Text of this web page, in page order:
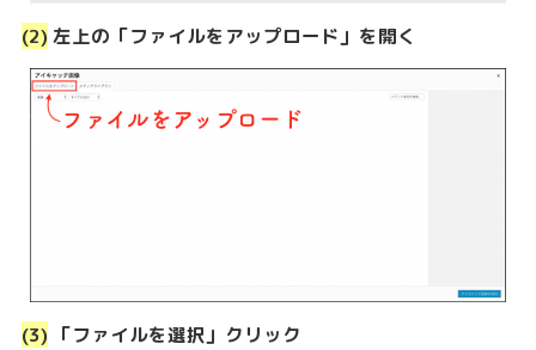
(2) 左上の「ファイルをアップロード」を開く
(3) 「ファイルを選択」クリック